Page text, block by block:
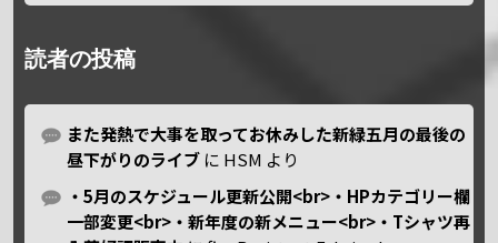
読者の投稿
また発熱で大事を取ってお休みした新緑五月の最後の
昼下がりのライブ に HSM より
・5月のスケジュール更新公開<br>・HPカテゴリー欄
一部変更<br>・新年度の新メニュー<br>・Tシャツ再